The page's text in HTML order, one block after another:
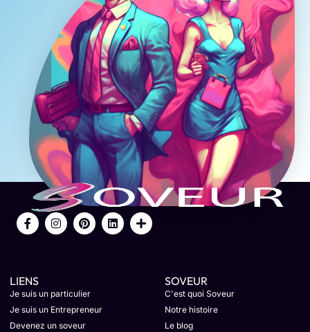
LIENS
Je suis un particulier
Je suis un Entrepreneur
Devenez un soveur
SOVEUR
C'est quoi Soveur
Notre histoire
Le blog